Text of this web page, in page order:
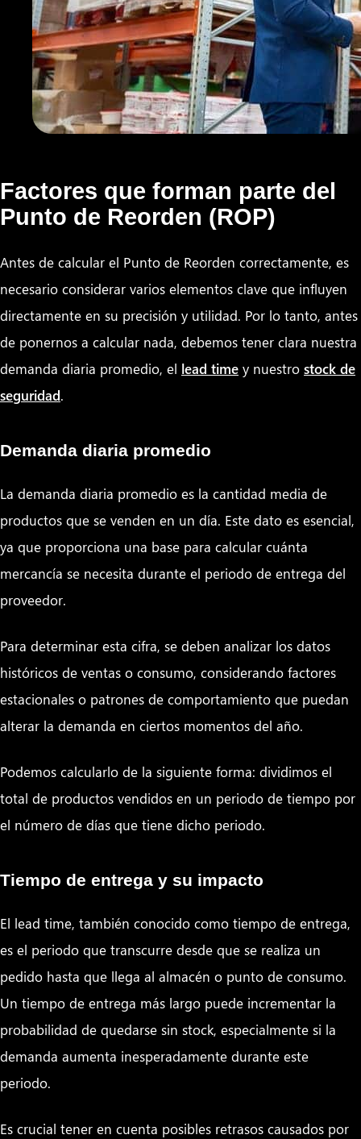
Factores que forman parte del
Punto de Reorden (ROP)
Antes de calcular el Punto de Reorden correctamente, es
necesario considerar varios elementos clave que influyen
directamente en su precisión y utilidad. Por lo tanto, antes
de ponernos a calcular nada, debemos tener clara nuestra
demanda diaria promedio, el lead time y nuestro stock de
seguridad.
Demanda diaria promedio
La demanda diaria promedio es la cantidad media de
productos que se venden en un día. Este dato es esencial,
ya que proporciona una base para calcular cuánta
mercancía se necesita durante el periodo de entrega del
proveedor.
Para determinar esta cifra, se deben analizar los datos
históricos de ventas o consumo, considerando factores
estacionales o patrones de comportamiento que puedan
alterar la demanda en ciertos momentos del año.
Podemos calcularlo de la siguiente forma: dividimos el
total de productos vendidos en un periodo de tiempo por
el número de días que tiene dicho periodo.
Tiempo de entrega y su impacto
El lead time, también conocido como tiempo de entrega,
es el periodo que transcurre desde que se realiza un
pedido hasta que llega al almacén o punto de consumo.
Un tiempo de entrega más largo puede incrementar la
probabilidad de quedarse sin stock, especialmente si la
demanda aumenta inesperadamente durante este
periodo.
Es crucial tener en cuenta posibles retrasos causados por